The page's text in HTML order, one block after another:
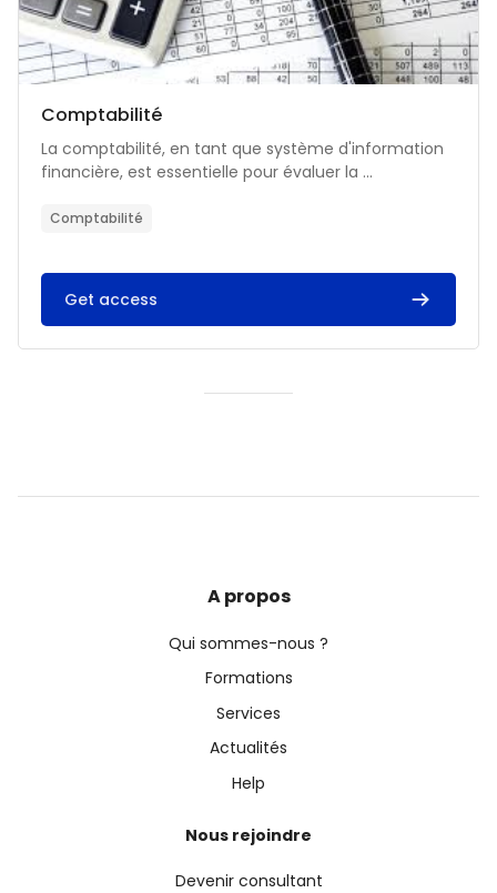
Catégorie de cours
Nom du cours
Comptabilité
Résumé du cours :
La comptabilité, en tant que système d'information
financière, est essentielle pour évaluer la ...
Comptabilité
Get access
A propos
Qui sommes-nous ?
Formations
Services
Actualités
Help
Nous rejoindre
Devenir consultant